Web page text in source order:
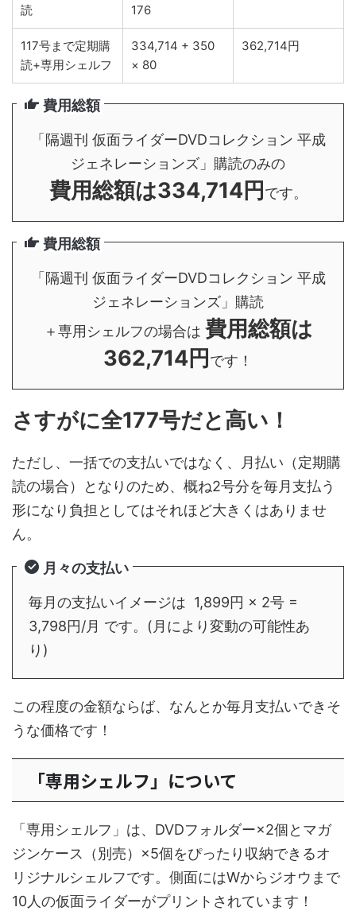
読
176
117号まで定期購
読+専用シェルフ
334,714 + 350
× 80
362,714円
費用総額
「隔週刊 仮面ライダーDVDコレクション 平成
ジェネレーションズ」購読のみの
費用総額は334,714円 です。
費用総額
「隔週刊 仮面ライダーDVDコレクション 平成
ジェネレーションズ」購読
＋専用シェルフの場合は 費用総額は
362,714円 です！
さすがに全177号だと高い！
ただし、一括での支払いではなく、月払い（定期購
読の場合）となりのため、概ね2号分を毎月支払う
形になり負担としてはそれほど大きくはありませ
ん。
月々の支払い
毎月の支払いイメージは 1,899円 × 2号 =
3,798円/月 です。(月により変動の可能性あ
り)
この程度の金額ならば、なんとか毎月支払いできそ
うな価格です！
「専用シェルフ」について
「専用シェルフ」は、DVDフォルダー×2個とマガ
ジンケース（別売）×5個をぴったり収納できるオ
リジナルシェルフです。側面にはWからジオウまで
10人の仮面ライダーがプリントされています！